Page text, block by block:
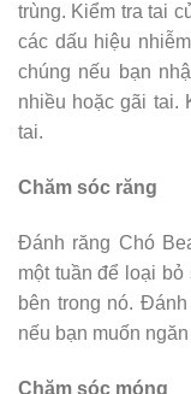
trùng. Kiểm tra tai
các dấu hiệu
chúng nếu bạn
nhiều hoặc gãi tai.
tai.
Chăm sóc răng
Đánh răng Chó
một tuần để loại
bên trong nó.
nếu bạn muốn
Chăm sóc móng